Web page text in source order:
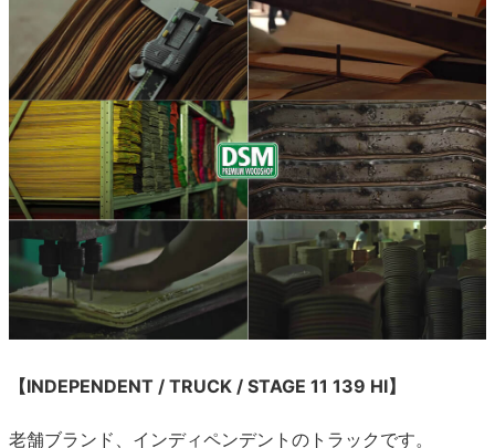
【INDEPENDENT / TRUCK / STAGE 11 139 HI】
老舗ブランド、インディペンデントのトラックです。